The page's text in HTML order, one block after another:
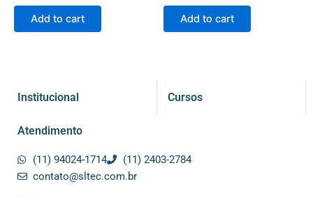
Add to cart Add to cart
Institucional Cursos
Atendimento
(11) 94024-1714
(11) 2403-2784
contato@sltec.com.br